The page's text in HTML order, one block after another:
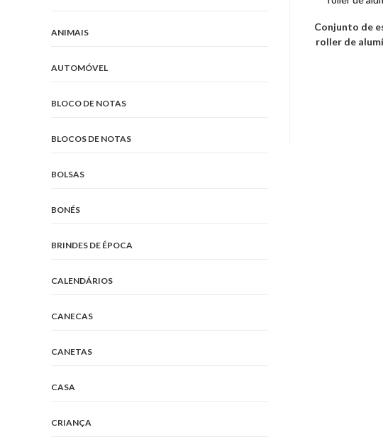
ANIMAIS
AUTOMÓVEL
BLOCO DE NOTAS
BLOCOS DE NOTAS
BOLSAS
BONÉS
BRINDES DE ÉPOCA
CALENDÁRIOS
CANECAS
CANETAS
CASA
CRIANÇA
Conjunto de
roller de